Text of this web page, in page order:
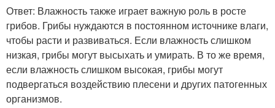
Ответ: Влажность также играет важную роль в росте
грибов. Грибы нуждаются в постоянном источнике влаги,
чтобы расти и развиваться. Если влажность слишком
низкая, грибы могут высыхать и умирать. В то же время,
если влажность слишком высокая, грибы могут
подвергаться воздействию плесени и других патогенных
организмов.